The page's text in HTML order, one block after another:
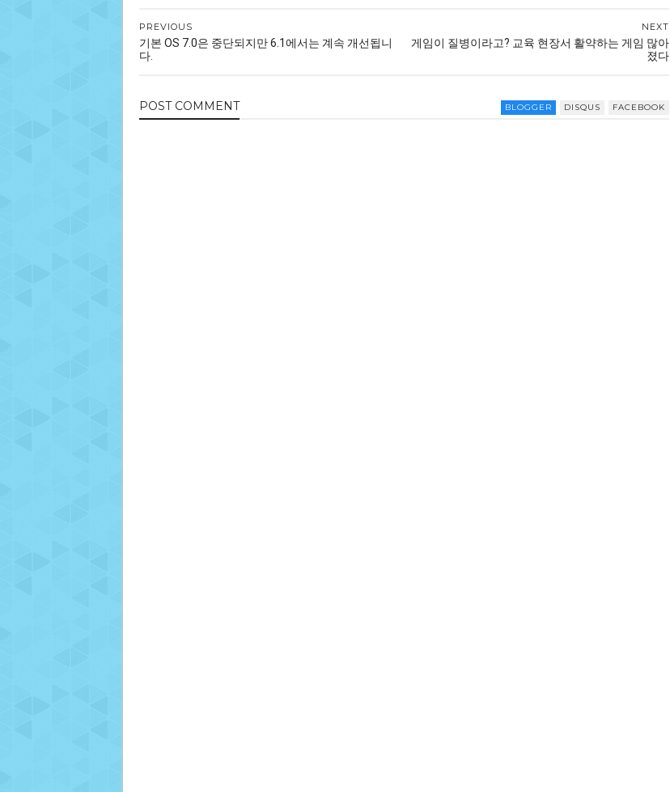
NEXT
게임이 질병이라고? 교육 현장서 활약하는 게임 많아
졌다
PREVIOUS
기본 OS 7.0은 중단되지만 6.1에서는 계속 개선됩니
다.
POST COMMENT BLOGGER DISQUS FACEBOOK